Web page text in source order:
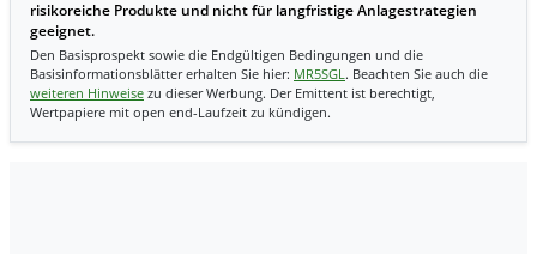
risikoreiche Produkte und nicht für langfristige Anlagestrategien
geeignet.
Den Basisprospekt sowie die Endgültigen Bedingungen und die
Basisinformationsblätter erhalten Sie hier: MR5SGL. Beachten Sie auch die
weiteren Hinweise zu dieser Werbung. Der Emittent ist berechtigt,
Wertpapiere mit open end-Laufzeit zu kündigen.